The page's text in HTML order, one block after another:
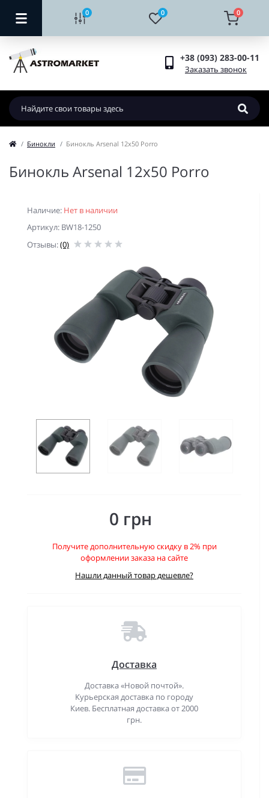
0 0 0
+38 (093) 283-00-11
Заказать звонок
Бинокли Бинокль Arsenal 12x50 Porro
Бинокль Arsenal 12x50 Porro
Наличие: Нет в наличии
Артикул: BW18-1250
Отзывы:(0)
0 грн
Получите дополнительную скидку в 2% при
оформлении заказа на сайте
Нашли данный товар дешевле?
Доставка
Доставка «Новой почтой».
Курьерская доставка по городу
Киев. Бесплатная доставка от 2000
грн.